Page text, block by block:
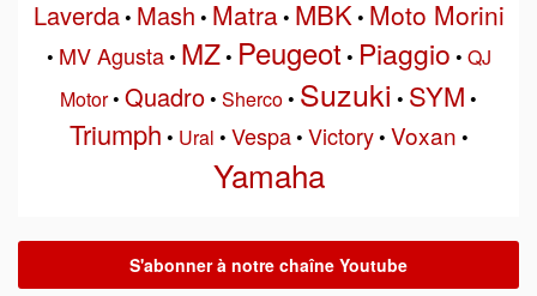
Laverda• Mash • Matra• MBK• Moto Morini
• MV Agusta• MZ• Peugeot • Piaggio • QJ
Motor• Quadro• Sherco• Suzuki • SYM •
Triumph • Ural • Vespa• Victory• Voxan •
Yamaha